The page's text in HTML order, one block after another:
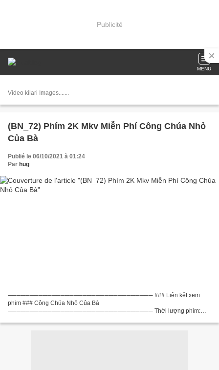
Publicité
MENU
Video kilari Images.......
(BN_72) Phím 2K Mkv Miễn Phí Công Chúa Nhỏ
Của Bà
Publié le 06/10/2021 à 01:24
Par hug
───────────────────────────────── ### Liên kết xem
phim ### Công Chúa Nhỏ Của Bà
───────────────────────────────── Thời lượng phim:
Kịch Quốc gia: Nam Triều Tiên Nhà biên kịch: Đạo diễn...